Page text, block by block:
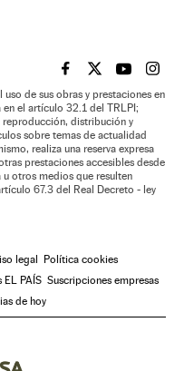
EL PAÍS BRASIL EN
EL PAÍSEL PAÍS
EL
de sus obras y prestaciones en
el artículo 32.1 del TRLPI;
reproducción, distribución y
sobre temas de actualidad
realiza una reserva expresa
prestaciones accesibles desde
otros medios que resulten
67.3 del Real Decreto - ley
legal Política cookies
EL PAÍS Suscripciones empresas
de hoy